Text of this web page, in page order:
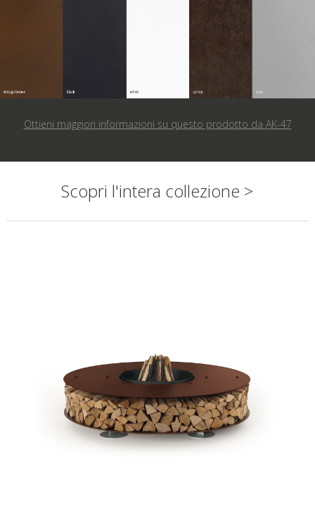
Ottieni maggiori informazioni su questo prodotto da AK-47
Scopri l'intera collezione >